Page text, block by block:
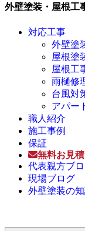
外壁塗装・屋根工
対応工事
外壁塗
屋根塗
屋根工
雨樋修
台風対
アパー
職人紹介
施工事例
保証
無料お見積
代表親方ブ
現場ブログ
外壁塗装の